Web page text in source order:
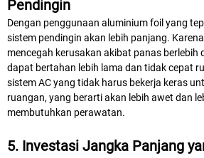
Pendingin
Dengan penggunaan aluminium foil yang
sistem pendingin akan lebih panjang.
mencegah kerusakan akibat panas berlebih
dapat bertahan lebih lama dan tidak cepat
sistem AC yang tidak harus bekerja keras
ruangan, yang berarti akan lebih awet dan
membutuhkan perawatan.
5. Investasi Jangka Panjang